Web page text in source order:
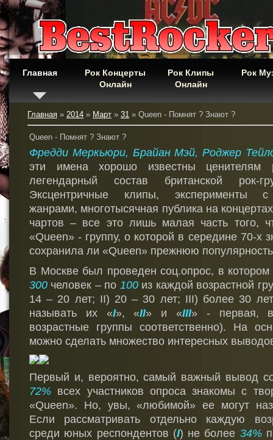
Главная
Рок Концерты
Онлайн
Рок Клипы
Онлайн
Рок
Главная » 2014 » Март » 31 » Queen - Помнят ? Знают ?
Queen - Помнят ? Знают ?
Фредди Меркьюри, Брайан Мэй, Роджер
эти имена хорошо известны ценителям
легендарный состав британской рок-
Эксцентричные клипы, эксперименты
жанрами, многотысячная публика на
чартов – все это лишь малая часть того,
«Queen» - группу, о которой в середине 70-х
сохранила ли «Queen» прежнюю
В Москве был проведен соц.опрос, в котором
300 человек – по 100из каждой возрастной
14 – 20 лет; II) 20 – 30 лет; III) более 30
называть их «I», «II» и «III» - первая,
возрастные группы соответственно). На
можно сделать множество интересных
Первый и, вероятно, самый важный вывод
72% всех участников опроса знакомы с
«Queen». Но, увы, «любимой» ее могут
Если рассматривать отдельно каждую
среди юных респондентов (I) не более 34%